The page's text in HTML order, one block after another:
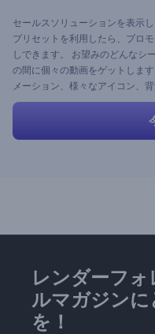
セールスソリューションを表示
プリセットを利用したら、プロ
しできます。 お望みのどんなシ
の間に個々の動画をゲットしま
メーション、様々なアイコン、
れています。 この素晴らしいプ
トアップ、企業およびその他多
レンダーフ
ルマガジン
を！